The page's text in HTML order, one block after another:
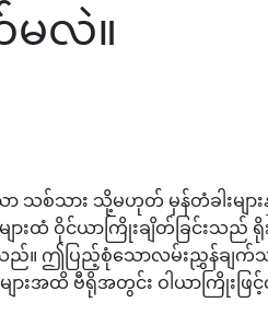
မလဲ။
ာ သစ်သား သို့မဟုတ် မှန်တံခါးမျ
ဝိုင်ယာကြိုးချိတ်ခြင်းသည် ရိုး
ါသည်။ ဤပြည့်စုံသောလမ်းညွှန်ချ
ျားအထိ ဗီရိုအတွင်း ဝါယာကြိုး